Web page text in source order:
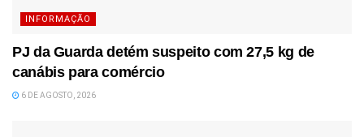
INFORMAÇÃO
PJ da Guarda detém suspeito com 27,5 kg de
canábis para comércio
6 DE AGOSTO, 2026